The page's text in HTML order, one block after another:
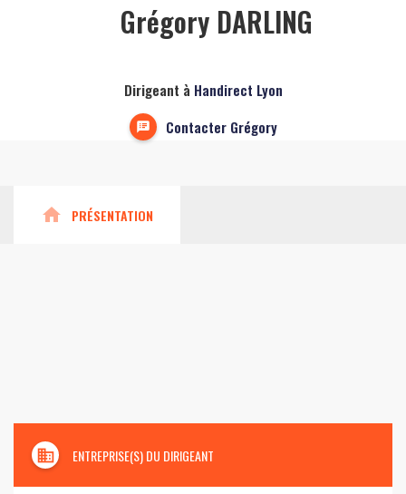
Grégory DARLING
Dirigeant à Handirect Lyon
Contacter Grégory
home PRÉSENTATION
domain ENTREPRISE(S) DU DIRIGEANT